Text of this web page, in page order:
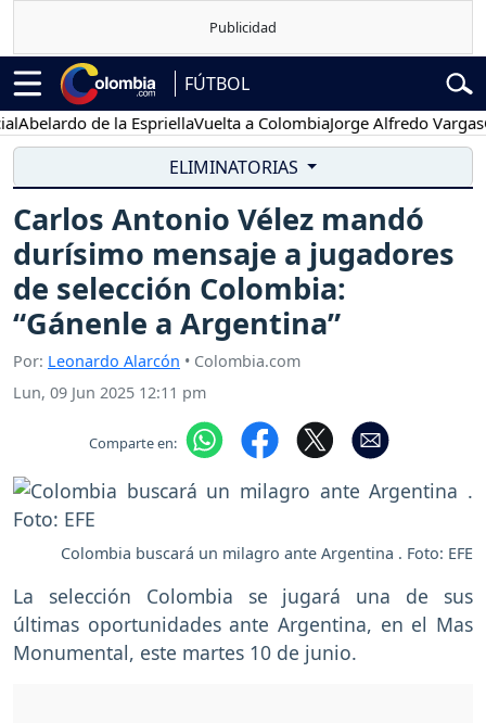
FÚTBOL
de la EspriellaVuelta a ColombiaJorge Alfredo Vargas
ELIMINATORIAS
Carlos Antonio Vélez mandó
durísimo mensaje a jugadores
de selección Colombia:
“Gánenle a Argentina”
Por: Leonardo Alarcón • Colombia.com
Lun, 09 Jun 2025 12:11 pm
Comparte en:
Colombia buscará un milagro ante Argentina . Foto: EFE
La selección Colombia se jugará una de sus
últimas oportunidades ante Argentina, en el Mas
Monumental, este martes 10 de junio.